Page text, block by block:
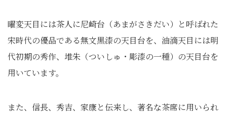
曜変天目には茶人に尼崎台（あまがさきだい）と呼ばれた
宋時代の優品である無文黒漆の天目台を、油滴天目には明
代初期の秀作、堆朱（ついしゅ・彫漆の一種）の天目台を
用いています。
また、信長、秀吉、家康と伝来し、著名な茶席に用いられ